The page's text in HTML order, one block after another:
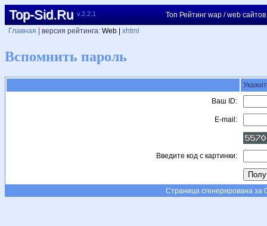
Top-Sid.Ru v.2.2.1
Топ Рейтинг wap / web сайтов
Главная
| версия рейтинга: Web | xhtml
Вспомнить пароль
Ваш ID:
E-mail:
Введите код с картинки:
Страница сгенерирована за